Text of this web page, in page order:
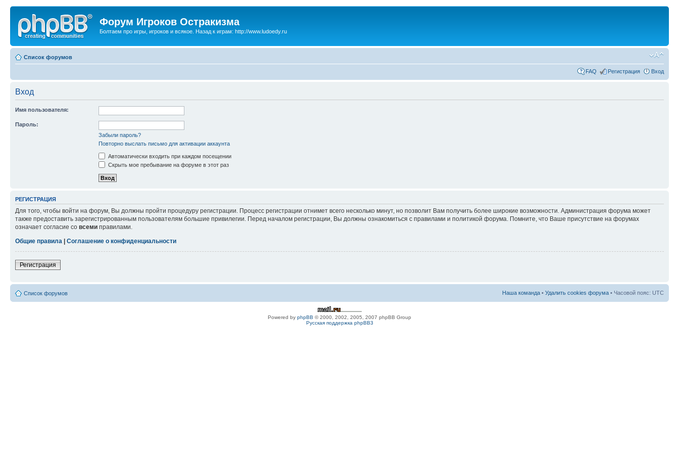
Форум Игроков Остракизма
Болтаем про игры, игроков и всякое. Назад к играм: http://www.ludoedy.ru
Список форумов
FAQ Регистрация Вход
Вход
Имя пользователя:
Пароль:
Забыли пароль?
Повторно выслать письмо для активации аккаунта
Автоматически входить при каждом посещении
Скрыть мое пребывание на форуме в этот раз
РЕГИСТРАЦИЯ
Для того, чтобы войти на форум, Вы должны пройти процедуру регистрации. Процесс регистрации отнимет всего несколько минут, но позволит Вам получить более широкие возможности. Администрация форума может
также предоставить зарегистрированным пользователям большие привилегии. Перед началом регистрации, Вы должны ознакомиться с правилами и политикой форума. Помните, что Ваше присутствие на форумах
означает согласие со всеми правилами.
Общие правила
Соглашение о конфиденциальности
Регистрация
Список форумов Наша команда • Удалить cookies форума • Часовой пояс: UTC
Powered by phpBB © 2000, 2002, 2005, 2007 phpBB Group
Русская поддержка phpBB3